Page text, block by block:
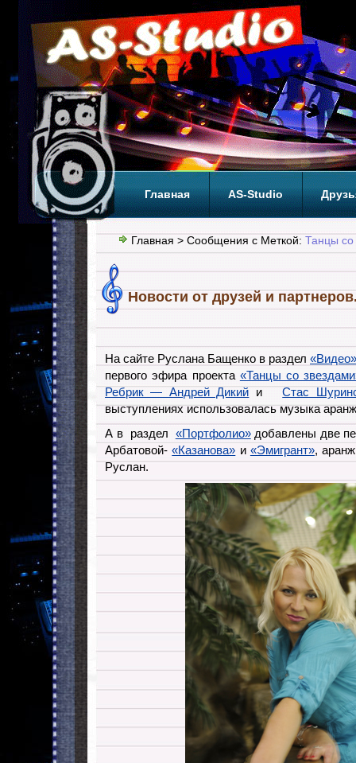
Главная AS-Studio
Теги ТОП
Главная > Сообщения с Меткой: Танцы со
Новости от друзей и
На сайте Руслана Бащенко в раздел «Видео»
первого эфира проекта «Танцы со
Ребрик — Андрей Дикий иСтас
выступлениях использовалась музыка
А в раздел «Портфолио»добавлены две
Арбатовой-«Казанова» и «Эмигрант»,
Руслан.